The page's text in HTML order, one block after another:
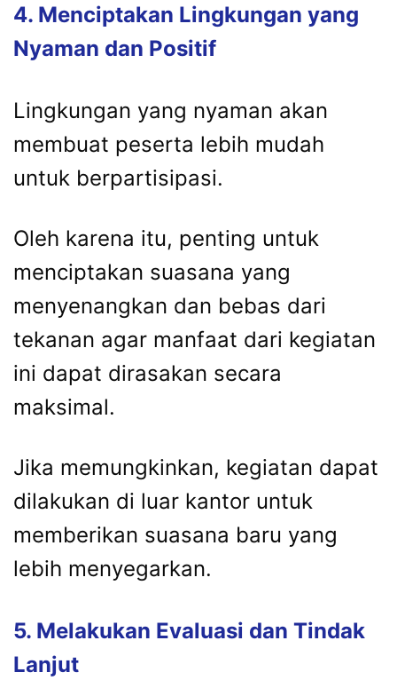
4. Menciptakan Lingkungan yang
Nyaman dan Positif
Lingkungan yang nyaman akan
membuat peserta lebih mudah
untuk berpartisipasi.
Oleh karena itu, penting untuk
menciptakan suasana yang
menyenangkan dan bebas dari
tekanan agar manfaat dari kegiatan
ini dapat dirasakan secara
maksimal.
Jika memungkinkan, kegiatan dapat
dilakukan di luar kantor untuk
memberikan suasana baru yang
lebih menyegarkan.
5. Melakukan Evaluasi dan Tindak
Lanjut